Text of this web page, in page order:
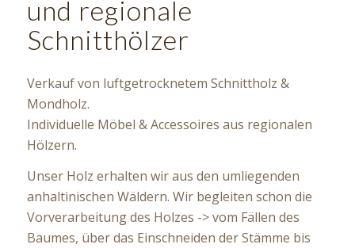
und regionale
Schnitthölzer
Verkauf von luftgetrocknetem Schnittholz &
Mondholz.
Individuelle Möbel & Accessoires aus regionalen
Hölzern.
Unser Holz erhalten wir aus den umliegenden
anhaltinischen Wäldern. Wir begleiten schon die
Vorverarbeitung des Holzes -> vom Fällen des
Baumes, über das Einschneiden der Stämme bis